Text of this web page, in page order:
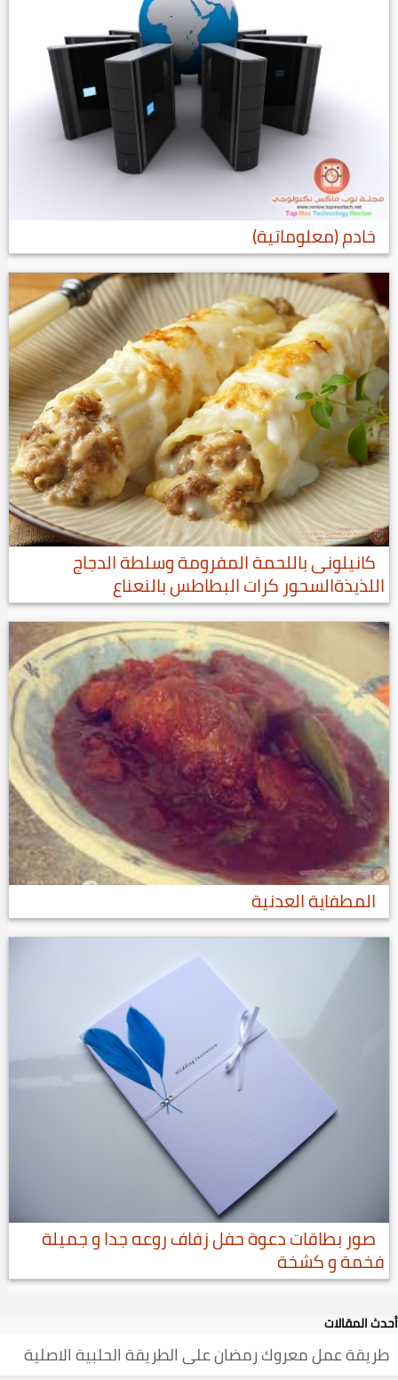
خادم (معلوماتية)
كانيلونى باللحمة المفرومة وسلطة الدجاج
اللذيذةالسحور كرات البطاطس بالنعناع
المطفاية العدنية
صور بطاقات دعوة حفل زفاف روعه جدا و جميلة
فخمة و كشخة
أحدث المقالات
طريقة عمل معروك رمضان على الطريقة الحلبية الاصلية